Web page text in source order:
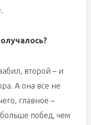
второй – и
А она все не
главное –
побед, чем